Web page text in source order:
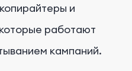
и
работают
кампаний.